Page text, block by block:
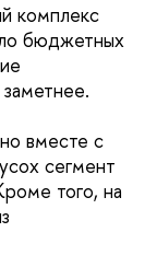
комплекс
бюджетных
вместе с
сегмент
того, на